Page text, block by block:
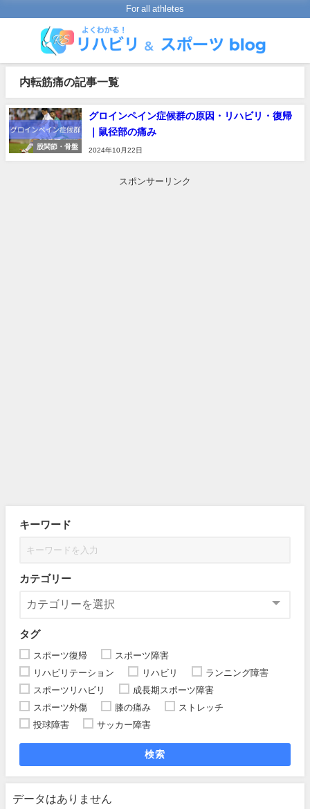
For all athletes
内転筋痛の記事一覧
股関節・骨盤
グロインペイン症候群の原因・リハビリ・復帰
｜鼠径部の痛み
2024年10月22日
スポンサーリンク
キーワード
カテゴリー
タグ
スポーツ復帰
スポーツ障害
リハビリテーション
リハビリ
ランニング障害
スポーツリハビリ
成長期スポーツ障害
スポーツ外傷
膝の痛み
ストレッチ
投球障害
サッカー障害
検索
データはありません